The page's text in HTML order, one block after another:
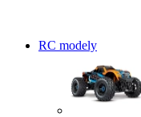
RC modely